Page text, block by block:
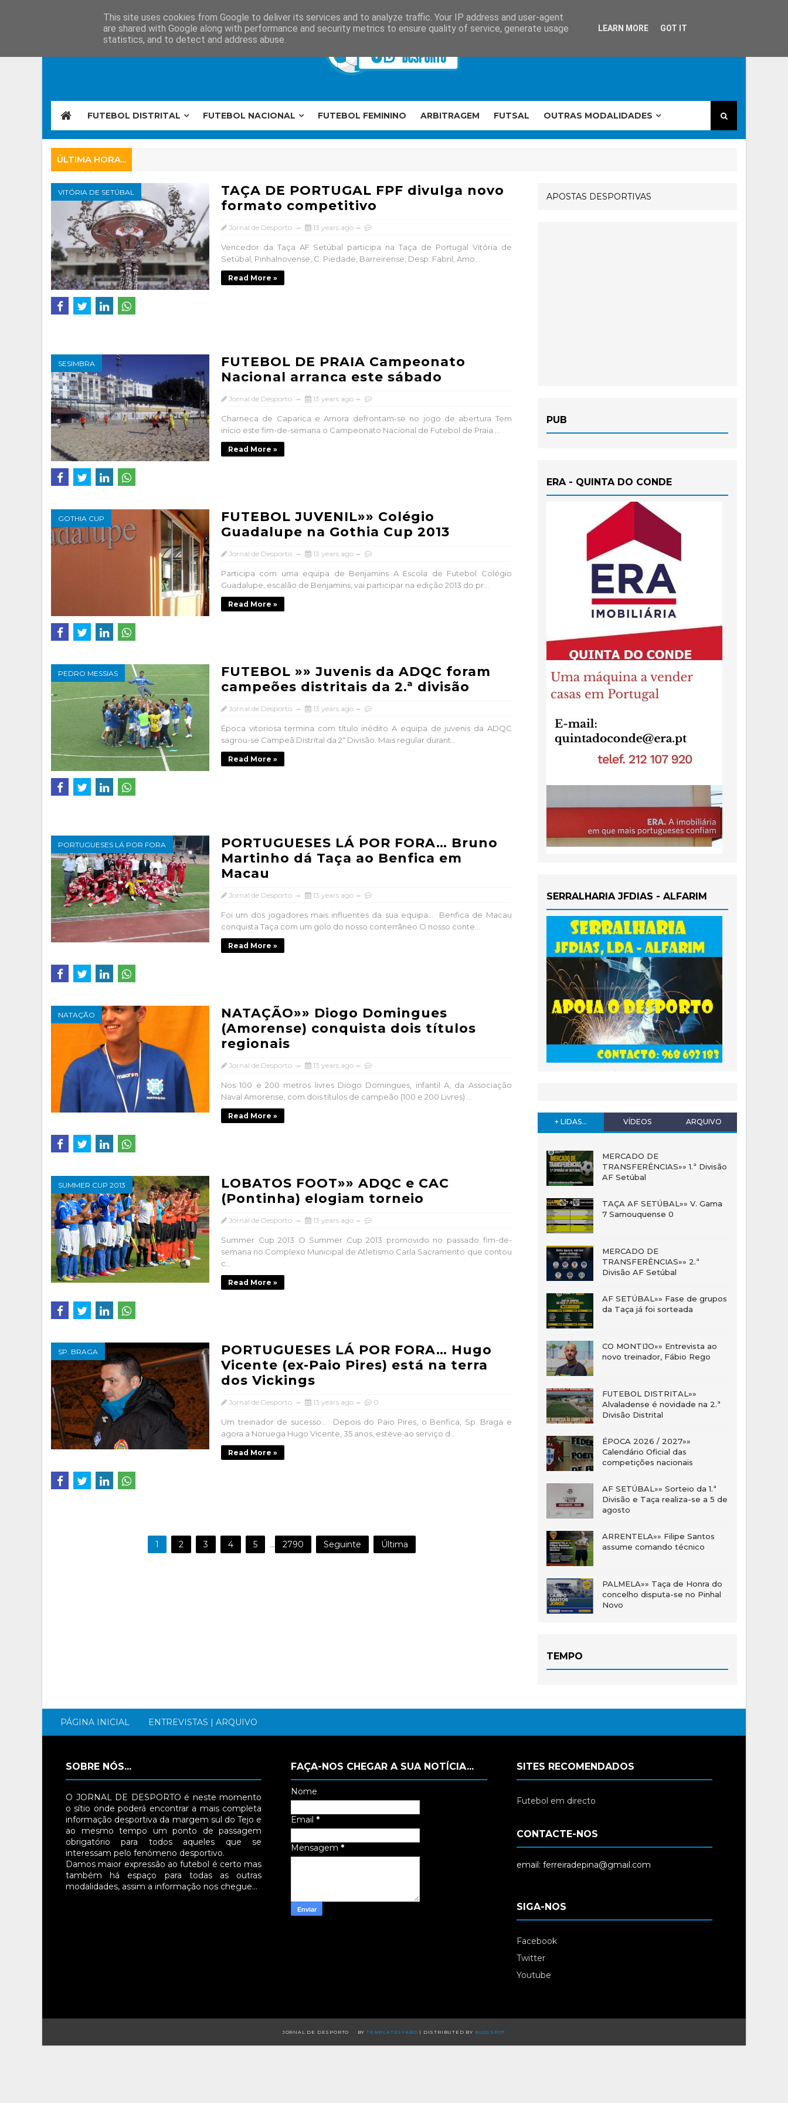
FUTEBOL DISTRITAL FUTEBOL NACIONAL FUTEBOL FEMININO ARBITRAGEM FUTSAL OUTRAS MODALIDADES
ÚLTIMA HORA...
VITÓRIA DE SETÚBAL
TAÇA DE PORTUGAL FPF divulga novo
formato competitivo
Jornal de Desporto 13 years ago
Vencedor da Taça AF Setúbal participa na Taça de Portugal Vitória de
Setúbal, Pinhalnovense, C. Piedade, Barreirense, Desp. Fabril, Amo...
Read More »
SESIMBRA
FUTEBOL DE PRAIA Campeonato
Nacional arranca este sábado
Jornal de Desporto 13 years ago
Charneca de Caparica e Amora defrontam-se no jogo de abertura Tem
início este fim-de-semana o Campeonato Nacional de Futebol de Praia ...
Read More »
GOTHIA CUP
FUTEBOL JUVENIL»» Colégio
Guadalupe na Gothia Cup 2013
Jornal de Desporto 13 years ago
Participa com uma equipa de Benjamins A Escola de Futebol Colégio
Guadalupe, escalão de Benjamins, vai participar na edição 2013 do pr...
Read More »
PEDRO MESSIAS
FUTEBOL »» Juvenis da ADQC foram
campeões distritais da 2.ª divisão
Jornal de Desporto 13 years ago
Época vitoriosa termina com título inédito A equipa de juvenis da ADQC
sagrou-se Campeã Distrital da 2ª Divisão. Mais regular durant...
Read More »
PORTUGUESES LÁ POR FORA
PORTUGUESES LÁ POR FORA… Bruno
Martinho dá Taça ao Benfica em
Macau
Jornal de Desporto 13 years ago
Foi um dos jogadores mais influentes da sua equipa… Benfica de Macau
conquista Taça com um golo do nosso conterrâneo O nosso conte...
Read More »
NATAÇÃO
NATAÇÃO»» Diogo Domingues
(Amorense) conquista dois títulos
regionais
Jornal de Desporto 13 years ago
Nos 100 e 200 metros livres Diogo Domingues, infantil A, da Associação
Naval Amorense, com dois títulos de campeão (100 e 200 Livres) ...
Read More »
SUMMER CUP 2013
LOBATOS FOOT»» ADQC e CAC
(Pontinha) elogiam torneio
Jornal de Desporto 13 years ago
Summer Cup 2013 O Summer Cup 2013 promovido no passado fim-de-
semana no Complexo Municipal de Atletismo Carla Sacramento que contou
c...
Read More »
SP. BRAGA
PORTUGUESES LÁ POR FORA… Hugo
Vicente (ex-Paio Pires) está na terra
dos Vickings
Jornal de Desporto 13 years ago 0
Um treinador de sucesso… Depois do Paio Pires, o Benfica, Sp. Braga e
agora a Noruega Hugo Vicente, 35 anos, esteve ao serviço d...
Read More »
1 2 3 4 5 ... 2790 Seguinte Última
APOSTAS DESPORTIVAS
PUB
ERA - QUINTA DO CONDE
SERRALHARIA JFDIAS - ALFARIM
+ LIDAS... VÍDEOS ARQUIVO
MERCADO DE
TRANSFERÊNCIAS»» 1.ª Divisão
AF Setúbal
TAÇA AF SETÚBAL»» V. Gama
7 Samouquense 0
MERCADO DE
TRANSFERÊNCIAS»» 2.ª
Divisão AF Setúbal
AF SETÚBAL»» Fase de grupos
da Taça já foi sorteada
CO MONTIJO»» Entrevista ao
novo treinador, Fábio Rego
FUTEBOL DISTRITAL»»
Alvaladense é novidade na 2.ª
Divisão Distrital
ÉPOCA 2026 / 2027»»
Calendário Oficial das
competições nacionais
AF SETÚBAL»» Sorteio da 1.ª
Divisão e Taça realiza-se a 5 de
agosto
ARRENTELA»» Filipe Santos
assume comando técnico
PALMELA»» Taça de Honra do
concelho disputa-se no Pinhal
Novo
TEMPO
PÁGINA INICIAL ENTREVISTAS | ARQUIVO
SOBRE NÓS...
O JORNAL DE DESPORTO é neste momento
o sítio onde poderá encontrar a mais completa
informação desportiva da margem sul do Tejo e
ao mesmo tempo um ponto de passagem
obrigatório para todos aqueles que se
interessam pelo fenómeno desportivo.
Damos maior expressão ao futebol é certo mas
também há espaço para todas as outras
modalidades, assim a informação nos chegue…
FAÇA-NOS CHEGAR A SUA NOTÍCIA...
Nome
Email *
Mensagem *
SITES RECOMENDADOS
Futebol em directo
CONTACTE-NOS
email: ferreiradepina@gmail.com
SIGA-NOS
Facebook
Twitter
Youtube
JORNAL DE DESPORTO BY TEMPLATESYARD | DISTRIBUTED BY BLOGSPOT
This site uses cookies from Google to deliver its services and to analyze traffic. Your IP address and user-agent
are shared with Google along with performance and security metrics to ensure quality of service, generate usage
statistics, and to detect and address abuse.
LEARN MORE GOT IT